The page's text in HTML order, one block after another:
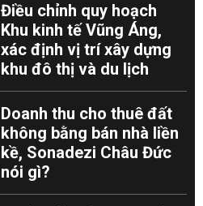
Điều chỉnh quy hoạch
Khu kinh tế Vũng Áng,
xác định vị trí xây dựng
khu đô thị và du lịch
Doanh thu cho thuê đất
không bằng bán nhà liền
kề, Sonadezi Châu Đức
nói gì?